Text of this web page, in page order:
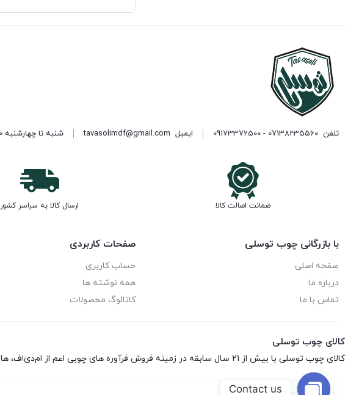
تلفن 07138235560 - 09173372500 ایمیل tavasolimdf@gmail.com شنبه تا چهارشنبه 8:00 الی 18:00 پنجشنبه 8:00 الی 13:00
ضمانت اصالت کالا ارسال کالا به سراسر کشور
با بازرگانی چوب توسلی
صفحه اصلی
درباره ما
تماس با ما
صفحات کاربردی
حساب کاربری
همه نوشته ها
کاتالوگ محصولات
کالای چوب توسلی
کالای چوب توسلی با بیش از 21 سال سابقه در زمینه فروش فرآوره های چوبی اعم از ام‌دی‌اف، هایگلاس، نئوپان، صفحه کابینت، ورق فومیزه و پلای‌وود می باشد.
Contact us